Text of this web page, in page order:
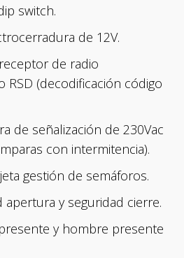
switch.
de 12V.
de radio
RSD (decodificación código
de señalización de 230Vac
con intermitencia).
gestión de semáforos.
apertura y seguridad cierre.
y hombre presente